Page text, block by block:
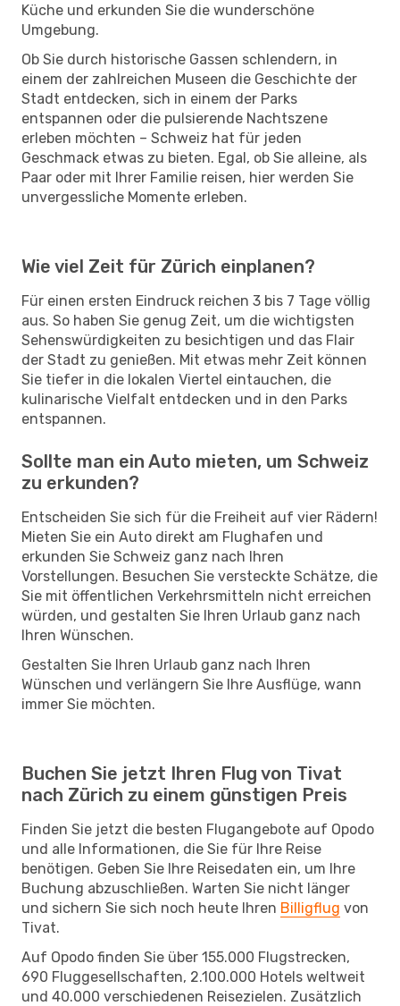
Küche und erkunden Sie die wunderschöne
Umgebung.
Ob Sie durch historische Gassen schlendern, in
einem der zahlreichen Museen die Geschichte der
Stadt entdecken, sich in einem der Parks
entspannen oder die pulsierende Nachtszene
erleben möchten – Schweiz hat für jeden
Geschmack etwas zu bieten. Egal, ob Sie alleine, als
Paar oder mit Ihrer Familie reisen, hier werden Sie
unvergessliche Momente erleben.
Wie viel Zeit für Zürich einplanen?
Für einen ersten Eindruck reichen 3 bis 7 Tage völlig
aus. So haben Sie genug Zeit, um die wichtigsten
Sehenswürdigkeiten zu besichtigen und das Flair
der Stadt zu genießen. Mit etwas mehr Zeit können
Sie tiefer in die lokalen Viertel eintauchen, die
kulinarische Vielfalt entdecken und in den Parks
entspannen.
Sollte man ein Auto mieten, um Schweiz
zu erkunden?
Entscheiden Sie sich für die Freiheit auf vier Rädern!
Mieten Sie ein Auto direkt am Flughafen und
erkunden Sie Schweiz ganz nach Ihren
Vorstellungen. Besuchen Sie versteckte Schätze, die
Sie mit öffentlichen Verkehrsmitteln nicht erreichen
würden, und gestalten Sie Ihren Urlaub ganz nach
Ihren Wünschen.
Gestalten Sie Ihren Urlaub ganz nach Ihren
Wünschen und verlängern Sie Ihre Ausflüge, wann
immer Sie möchten.
Buchen Sie jetzt Ihren Flug von Tivat
nach Zürich zu einem günstigen Preis
Finden Sie jetzt die besten Flugangebote auf Opodo
und alle Informationen, die Sie für Ihre Reise
benötigen. Geben Sie Ihre Reisedaten ein, um Ihre
Buchung abzuschließen. Warten Sie nicht länger
und sichern Sie sich noch heute Ihren Billigflug von
Tivat.
Auf Opodo finden Sie über 155.000 Flugstrecken,
690 Fluggesellschaften, 2.100.000 Hotels weltweit
und 40.000 verschiedenen Reisezielen. Zusätzlich